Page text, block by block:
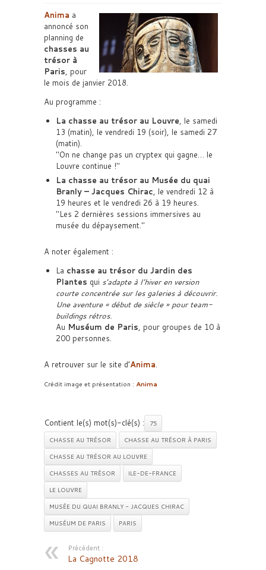
Anima a
annoncé son
planning de
chasses au
trésor à
Paris, pour
le mois de janvier 2018.
Au programme :
La chasse au trésor au Louvre, le samedi
13 (matin), le vendredi 19 (soir), le samedi 27
(matin).
On ne change pas un cryptex qui gagne… le
Louvre continue !
La chasse au trésor au Musée du quai
Branly – Jacques Chirac, le vendredi 12 à
19 heures et le vendredi 26 à 19 heures.
Les 2 dernières sessions immersives au
musée du dépaysement.
A noter également :
La chasse au trésor du Jardin des
Plantes qui s’adapte à l’hiver en version
courte concentrée sur les galeries à découvrir.
Une aventure « début de siècle » pour team-
buildings rétros.
Au Muséum de Paris, pour groupes de 10 à
200 personnes.
A retrouver sur le site d’Anima.
Crédit image et présentation : Anima
Contient le(s) mot(s)-clé(s) :
75
CHASSE AU TRÉSOR
CHASSE AU TRÉSOR À PARIS
CHASSE AU TRÉSOR AU LOUVRE
CHASSES AU TRÉSOR
ILE-DE-FRANCE
LE LOUVRE
MUSÉE DU QUAI BRANLY - JACQUES CHIRAC
MUSÉUM DE PARIS
PARIS
Précédent :
La Cagnotte 2018